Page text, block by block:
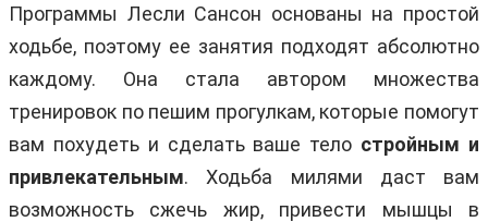
Программы Лесли Сансон основаны на простой
ходьбе, поэтому ее занятия подходят абсолютно
каждому. Она стала автором множества
тренировок по пешим прогулкам, которые помогут
вам похудеть и сделать ваше тело стройным и
привлекательным. Ходьба милями даст вам
возможность сжечь жир, привести мышцы в